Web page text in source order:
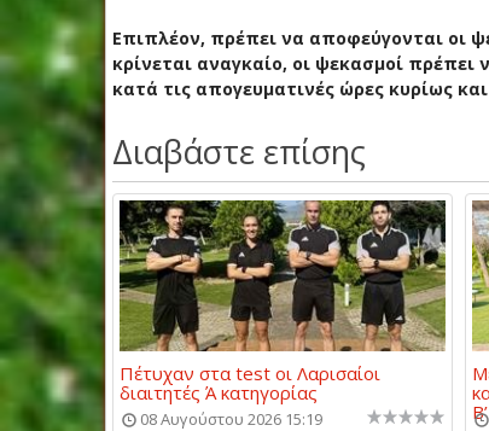
Επιπλέον, πρέπει να αποφεύγονται οι
κρίνεται αναγκαίο, οι ψεκασμοί
κατά τις απογευματινές ώρες κυρίως
Διαβάστε επίσης
Πέτυχαν στα test οι Λαρισαίοι
διαιτητές Ά κατηγορίας
08 Αυγούστου 2026 15:19